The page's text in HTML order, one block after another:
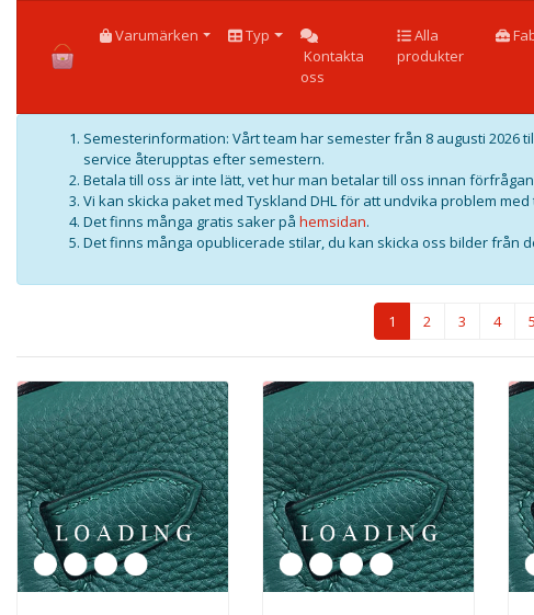
HOME
Varumärken
Typ
Kontakta
oss
Alla
produkter
Semesterinformation: Vårt team har semester från 8 augusti 2026
service återupptas efter semestern.
Betala till oss är inte lätt, vet hur man betalar till oss innan
Vi kan skicka paket med Tyskland DHL för att undvika problem med
Det finns många gratis saker på hemsidan.
Det finns många opublicerade stilar, du kan skicka oss bilder från
1 2 3 4 5